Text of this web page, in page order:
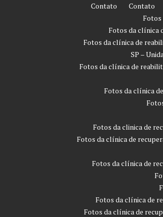
Contato
Contato
Fotos
Fotos da clínica
Fotos da clínica de
SP –
Fotos da clínica de
Fotos da clínica
Fotos da clinica de
Fotos da clínica de
Fotos da clínica de
Fotos da clínica de
Fotos da clínica de